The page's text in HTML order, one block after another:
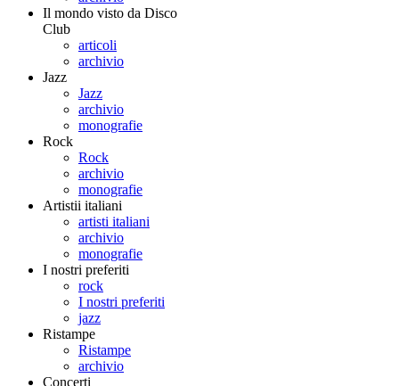
Il mondo visto da Disco
Club
articoli
archivio
Jazz
Jazz
archivio
monografie
Rock
Rock
archivio
monografie
Artistii italiani
artisti italiani
archivio
monografie
I nostri preferiti
rock
I nostri preferiti
jazz
Ristampe
Ristampe
archivio
Concerti